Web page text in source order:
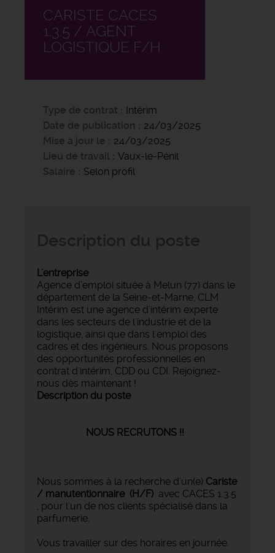
CARISTE CACES
1.3.5 / AGENT
LOGISTIQUE F/H
Type de contrat
Intérim
Date de publication
24/03/2025
Mise à jour le
24/03/2025
Lieu de travail
Vaux-le-Pénil
Salaire
Selon profil
L'entreprise
Agence d’emploi située à Melun (77) dans le
département de la Seine-et-Marne, CLM
Intérim est une agence d’intérim experte
dans les secteurs de l'industrie et de la
logistique, ainsi que dans l'emploi des
cadres et des ingénieurs. Nous proposons
des opportunités professionnelles en
contrat d'intérim, CDD ou CDI. Rejoignez-
nous dès maintenant !
Description du poste
NOUS RECRUTONS !!
Nous sommes à la recherche d'un(e) Cariste
/ manutentionnaire (H/F) avec CACES 1.3.5
, pour l'un de nos clients spécialisé dans la
parfumerie.
Vous travailler sur des horaires en journée.